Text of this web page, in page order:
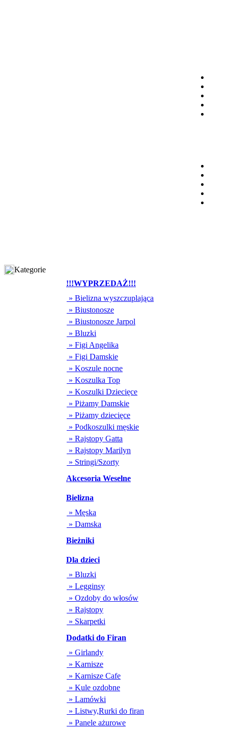
Kategorie
!!!WYPRZEDAŻ!!!
» Bielizna wyszczuplająca
» Biustonosze
» Biustonosze Jarpol
» Bluzki
» Figi Angelika
» Figi Damskie
» Koszule nocne
» Koszulka Top
» Koszulki Dziecięce
» Piżamy Damskie
» Piżamy dziecięce
» Podkoszulki męskie
» Rajstopy Gatta
» Rajstopy Marilyn
» Stringi/Szorty
Akcesoria Weselne
Bielizna
» Męska
» Damska
Bieżniki
Dla dzieci
» Bluzki
» Legginsy
» Ozdoby do włosów
» Rajstopy
» Skarpetki
Dodatki do Firan
» Girlandy
» Karnisze
» Karnisze Cafe
» Kule ozdobne
» Lamówki
» Listwy,Rurki do firan
» Panele ażurowe